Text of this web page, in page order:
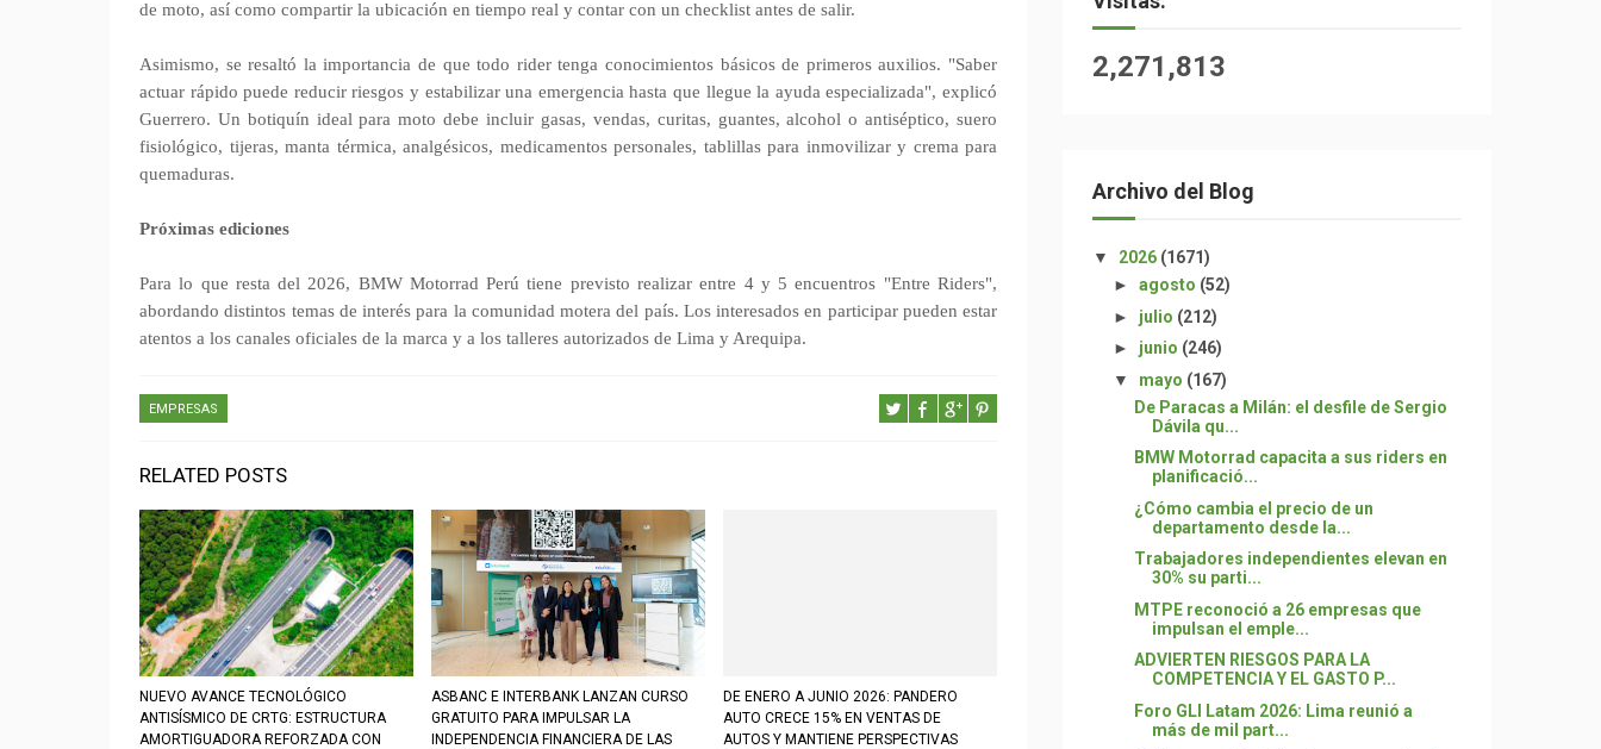
de moto, así como compartir la ubicación en tiempo real y contar con un checklist antes de salir.
Asimismo, se resaltó la importancia de que todo rider tenga conocimientos básicos de primeros auxilios. "Saber
actuar rápido puede reducir riesgos y estabilizar una emergencia hasta que llegue la ayuda especializada", explicó
Guerrero. Un botiquín ideal para moto debe incluir gasas, vendas, curitas, guantes, alcohol o antiséptico, suero
fisiológico, tijeras, manta térmica, analgésicos, medicamentos personales, tablillas para inmovilizar y crema para
quemaduras.
Próximas ediciones
Para lo que resta del 2026, BMW Motorrad Perú tiene previsto realizar entre 4 y 5 encuentros "Entre Riders",
abordando distintos temas de interés para la comunidad motera del país. Los interesados en participar pueden estar
atentos a los canales oficiales de la marca y a los talleres autorizados de Lima y Arequipa.
EMPRESAS
RELATED POSTS
NUEVO AVANCE TECNOLÓGICO
ANTISÍSMICO DE CRTG: ESTRUCTURA
AMORTIGUADORA REFORZADA CON
ASBANC E INTERBANK LANZAN CURSO
GRATUITO PARA IMPULSAR LA
INDEPENDENCIA FINANCIERA DE LAS
DE ENERO A JUNIO 2026: PANDERO
AUTO CRECE 15% EN VENTAS DE
AUTOS Y MANTIENE PERSPECTIVAS
2,271,813
Archivo del Blog
▼ 2026 (1671)
► agosto (52)
► julio (212)
► junio (246)
▼ mayo (167)
De Paracas a Milán: el desfile de Sergio
Dávila qu...
BMW Motorrad capacita a sus riders en
planificació...
¿Cómo cambia el precio de un
departamento desde la...
Trabajadores independientes elevan en
30% su parti...
MTPE reconoció a 26 empresas que
impulsan el emple...
ADVIERTEN RIESGOS PARA LA
COMPETENCIA Y EL GASTO P...
Foro GLI Latam 2026: Lima reunió a
más de mil part...